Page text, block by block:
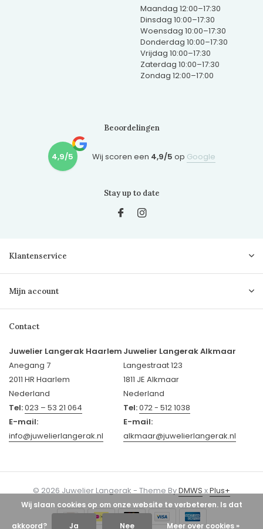
Maandag 12:00–17:30
Dinsdag 10:00–17:30
Woensdag 10:00–17:30
Donderdag 10:00–17:30
Vrijdag 10:00–17:30
Zaterdag 10:00–17:30
Zondag 12:00–17:00
Beoordelingen
4,9/5 Wij scoren een 4,9/5 op Google
Stay up to date
Klantenservice
Mijn account
Contact
Juwelier Langerak Haarlem
Anegang 7
2011 HR Haarlem
Nederland
Tel:023 – 53 21 064
E-mail:
info@juwelierlangerak.nl
Juwelier Langerak Alkmaar
Langestraat 123
1811 JE Alkmaar
Nederland
Tel:072 - 512 1038
E-mail:
alkmaar@juwelierlangerak.nl
© 2026 Juwelier Langerak - Theme ByDMWSxPlus+
Wij slaan cookies op om onze website te verbeteren. Is dat
akkoord? Ja Nee Meer over cookies »